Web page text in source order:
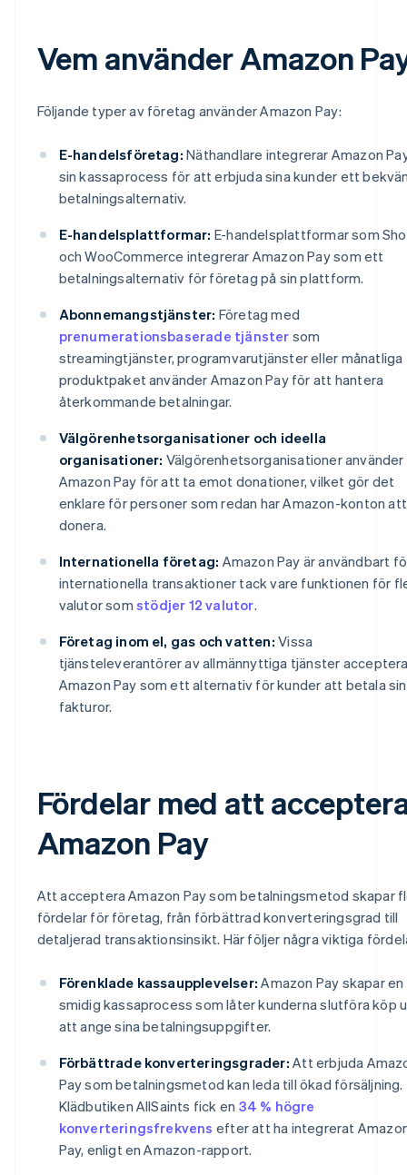
Vem använder Amazon
Följande typer av företag använder Amazon Pay:
E-handelsföretag: Näthandlare integrerar Amazon
sin kassaprocess för att erbjuda sina kunder ett
betalningsalternativ.
E-handelsplattformar: E-handelsplattformar som
och WooCommerce integrerar Amazon Pay som ett
betalningsalternativ för företag på sin plattform.
Abonnemangstjänster: Företag med
prenumerationsbaserade tjänster som
streamingtjänster, programvarutjänster eller månatliga
produktpaket använder Amazon Pay för att hantera
återkommande betalningar.
Välgörenhetsorganisationer och ideella
organisationer: Välgörenhetsorganisationer använder
Amazon Pay för att ta emot donationer, vilket gör det
enklare för personer som redan har Amazon-konton att
donera.
Internationella företag: Amazon Pay är användbart
internationella transaktioner tack vare funktionen för
valutor som stödjer 12 valutor.
Företag inom el, gas och vatten: Vissa
tjänsteleverantörer av allmännyttiga tjänster
Amazon Pay som ett alternativ för kunder att betala
fakturor.
Fördelar med att
Amazon Pay
Att acceptera Amazon Pay som betalningsmetod skapar
fördelar för företag, från förbättrad konverteringsgrad till
detaljerad transaktionsinsikt. Här följer några viktiga
Förenklade kassaupplevelser: Amazon Pay skapar en
smidig kassaprocess som låter kunderna slutföra köp
att ange sina betalningsuppgifter.
Förbättrade konverteringsgrader: Att erbjuda
Pay som betalningsmetod kan leda till ökad försäljning.
Klädbutiken AllSaints fick en 34 % högre
konverteringsfrekvens efter att ha integrerat
Pay, enligt en Amazon-rapport.